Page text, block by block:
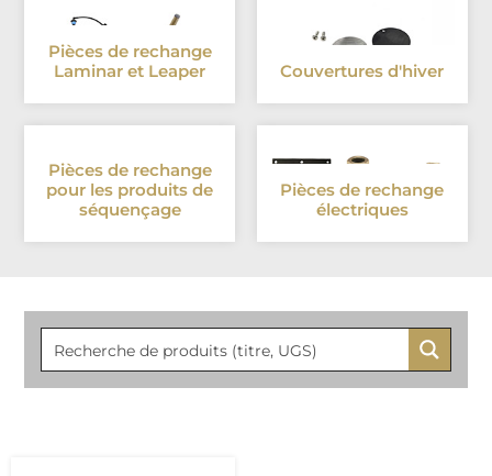
Pièces de rechange
Laminar et Leaper
Couvertures d'hiver
Pièces de rechange
pour les produits de
séquençage
Pièces de rechange
électriques